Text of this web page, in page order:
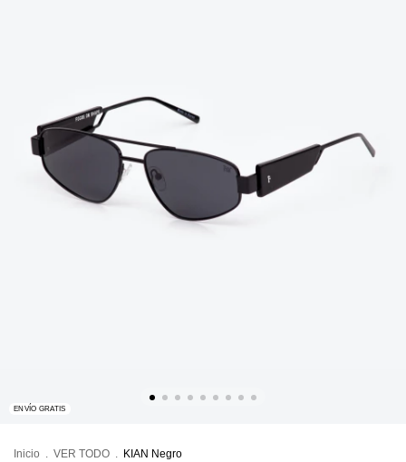
ENVÍO GRATIS
Inicio . VER TODO . KIAN Negro